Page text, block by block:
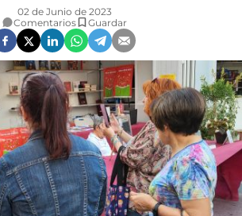
02 de Junio de 2023
Comentarios
Guardar